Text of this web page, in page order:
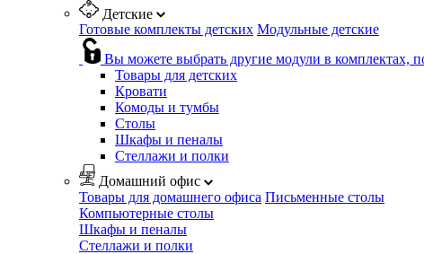
Детские
Готовые комплекты детских Модульные детские
Вы можете выбрать другие модули в комплектах,
Товары для детских
Кровати
Комоды и тумбы
Столы
Шкафы и пеналы
Стеллажи и полки
Домашний офис
Товары для домашнего офиса Письменные столы
Компьютерные столы
Шкафы и пеналы
Стеллажи и полки